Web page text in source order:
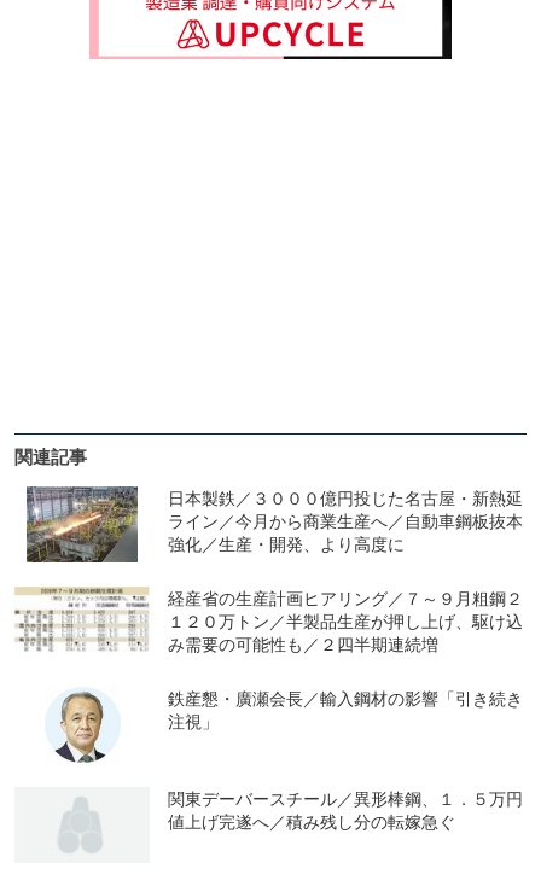
関連記事
日本製鉄／３０００億円投じた名古屋・新熱延
ライン／今月から商業生産へ／自動車鋼板抜本
強化／生産・開発、より高度に
経産省の生産計画ヒアリング／７～９月粗鋼２
１２０万トン／半製品生産が押し上げ、駆け込
み需要の可能性も／２四半期連続増
鉄産懇・廣瀬会長／輸入鋼材の影響「引き続き
注視」
関東デーバースチール／異形棒鋼、１．５万円
値上げ完遂へ／積み残し分の転嫁急ぐ